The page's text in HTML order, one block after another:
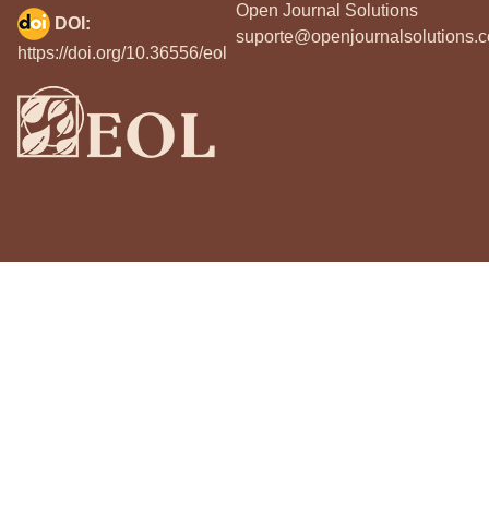
Open Journal Solutions
DOI:
https://doi.org/10.36556/eol